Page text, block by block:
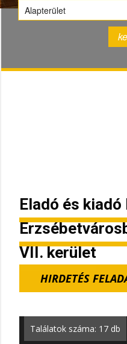
Eladó és kiadó
VII. kerület
HIRDETÉS
Találatok száma: 17 db